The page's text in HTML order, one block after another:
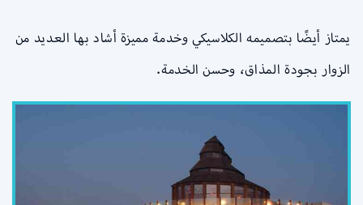
يمتاز أيضًا بتصميمه الكلاسيكي وخدمة مميزة أشاد بها العديد من
الزوار بجودة المذاق، وحسن الخدمة.